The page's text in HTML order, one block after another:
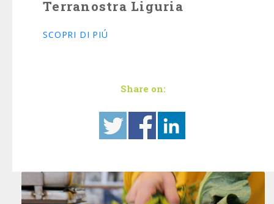
Terranostra Liguria
SCOPRI DI PIÚ
Share on: